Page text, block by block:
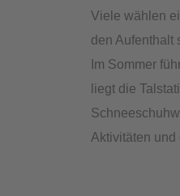
Viele wählen
den Aufenthalt
Im Sommer
liegt die
Aktivitäten